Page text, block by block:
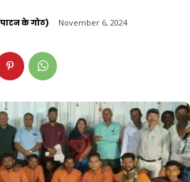
के गोठ) November 6, 2024